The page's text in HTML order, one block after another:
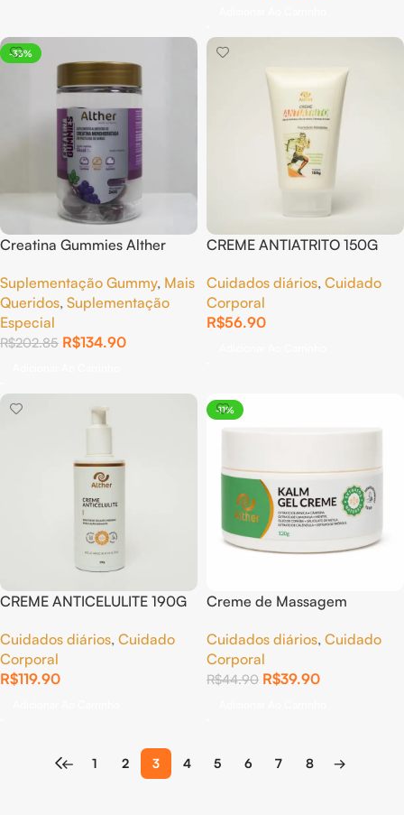
-33%
Creatina Gummies Alther
30 unidades
Suplementação Gummy, Mais
Queridos, Suplementação
Especial
R$202.85 R$134.90
CREME ANTIATRITO 150G
Cuidados diários, Cuidado
Corporal
R$56.90
CREME ANTICELULITE 190G
Cuidados diários, Cuidado
Corporal
R$119.90
-11%
Creme de Massagem
120g Mentol Arnica Alivio de
Dores
Cuidados diários, Cuidado
Corporal
R$44.90 R$39.90
← 1 2 3 4 5 6 7 8 →